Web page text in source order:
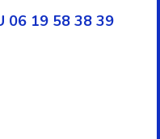
06 19 58 38 39